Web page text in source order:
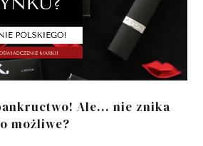
Ale... nie znika
możliwe?